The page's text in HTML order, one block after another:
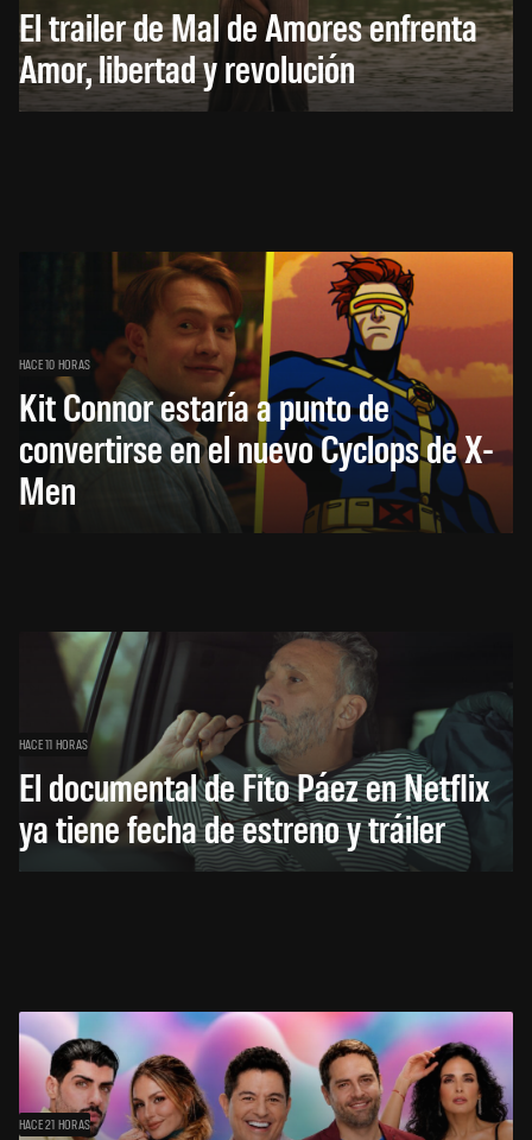
El trailer de Mal de Amores enfrenta
Amor, libertad y revolución
HACE 10 HORAS
Kit Connor estaría a punto de
convertirse en el nuevo Cyclops de X-
Men
HACE 11 HORAS
El documental de Fito Páez en Netflix
ya tiene fecha de estreno y tráiler
HACE 21 HORAS